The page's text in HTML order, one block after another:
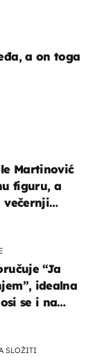
a on toga
Martinović
figuru, a
večernji
“Ja
idealna
se i na
SLOŽITI